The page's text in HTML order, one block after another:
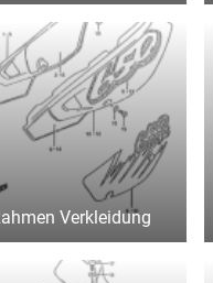
Verkleidung